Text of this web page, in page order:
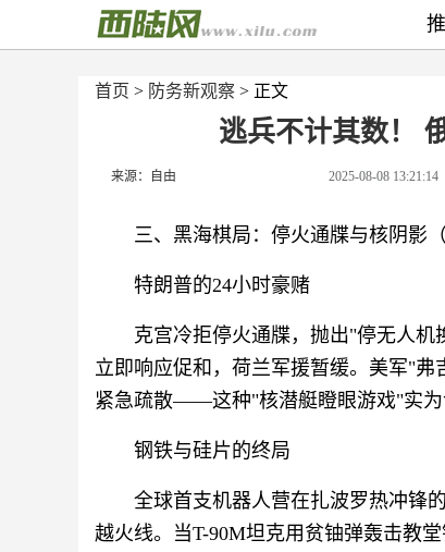
首页 > 防务新观察 > 正文
逃兵不计其数！
来源：自由 2025-08-08 13:21:14
三、黑海棋局：停火通牒与核阴影
特朗普的24小时豪赌
克宫冷拒停火通牒，抛出"停无人
立即响应促和，荷兰军援暂缓。美军"
紧急疏散——这种"核潜艇瞪眼游戏"实为
钢铁与硅片的终局
全球首支机器人营在扎波罗热冲锋
越火线。当T-90M坦克用贫铀弹轰击教